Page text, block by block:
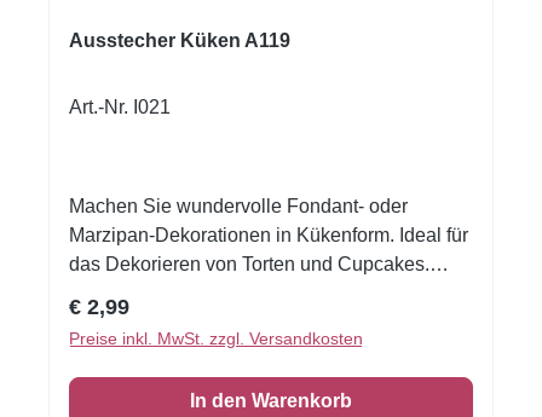
Ausstecher Küken A119
Art.-Nr. I021
Machen Sie wundervolle Fondant- oder
Marzipan-Dekorationen in Kükenform. Ideal für
das Dekorieren von Torten und Cupcakes.
süße kleine Kekse zu machen. Nett für Ostern!
Größe:ca 6,5 x 5,5 cm.
Regulärer Preis:
€ 2,99
Preise inkl. MwSt. zzgl. Versandkosten
In den Warenkorb